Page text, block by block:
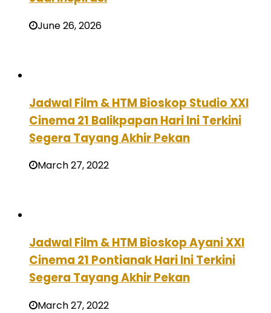
June 26, 2026
Jadwal Film & HTM Bioskop Studio XXI
Cinema 21 Balikpapan Hari Ini Terkini
Segera Tayang Akhir Pekan
March 27, 2022
Jadwal Film & HTM Bioskop Ayani XXI
Cinema 21 Pontianak Hari Ini Terkini
Segera Tayang Akhir Pekan
March 27, 2022